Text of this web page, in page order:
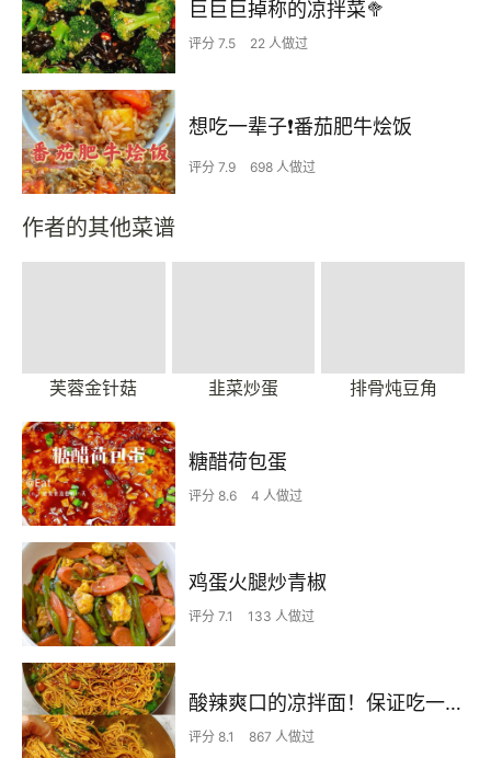
巨巨巨掉称的凉拌菜🥦
评分 7.5 22 人做过
想吃一辈子❗️番茄肥牛烩饭
评分 7.9 698 人做过
作者的其他菜谱
芙蓉金针菇 韭菜炒蛋 排骨炖豆角
糖醋荷包蛋
评分 8.6 4 人做过
鸡蛋火腿炒青椒
评分 7.1 133 人做过
酸辣爽口的凉拌面！保证吃一次就上瘾
评分 8.1 867 人做过